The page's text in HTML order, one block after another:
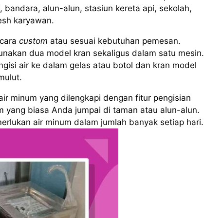
alun-alun, stasiun kereta api, sekolah,
karyawan.
custom atau sesuai kebutuhan pemesan.
dua model kran sekaligus dalam satu mesin.
air ke dalam gelas atau botol dan kran model
minum yang dilengkapi dengan fitur pengisian
yang biasa Anda jumpai di taman atau alun-alun.
air minum dalam jumlah banyak setiap hari.